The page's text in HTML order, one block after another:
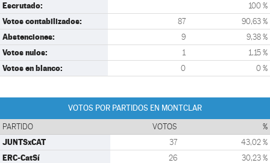
Escrutado: 100 %
Votos contabilizados: 87 90,63 %
Abstenciones: 9 9,38 %
Votos nulos: 1 1,15 %
Votos en blanco: 0 0 %
VOTOS POR PARTIDOS EN MONTCLAR
PARTIDO VOTOS %
JUNTSxCAT 37 43,02 %
ERC-CatSí 26 30,23 %